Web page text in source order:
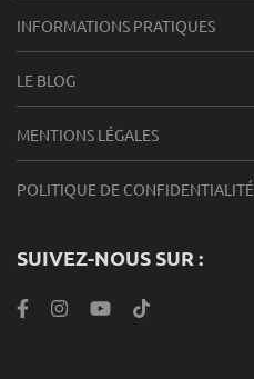
INFORMATIONS PRATIQUES
LE BLOG
MENTIONS LÉGALES
POLITIQUE DE CONFIDENTIALITÉ
SUIVEZ-NOUS SUR :